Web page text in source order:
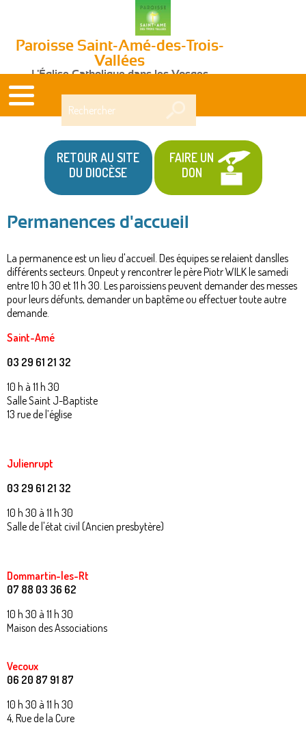
Paroisse Saint-Amé-des-Trois-
Vallées
L'Église Catholique dans les Vosges
RETOUR AU SITE
DU DIOCÈSE
FAIRE UN
DON
Permanences d'accueil
La permanence est un lieu d'accueil. Des équipes se relaient danslles
différents secteurs. Onpeut y rencontrer le père Piotr WILK le samedi
entre 10 h 30 et 11 h 30. Les paroissiens peuvent demander des messes
pour leurs défunts, demander un baptême ou effectuer toute autre
demande.
Saint-Amé
03 29 61 21 32
10 h à 11 h 30
Salle Saint J-Baptiste
13 rue de l’église
Julienrupt
03 29 61 21 32
10 h 30 à 11 h 30
Salle de l'état civil (Ancien presbytère)
Dommartin-les-Rt
07 88 03 36 62
10 h 30 à 11 h 30
Maison des Associations
Vecoux
06 20 87 91 87
10 h 30 à 11 h 30
4, Rue de la Cure